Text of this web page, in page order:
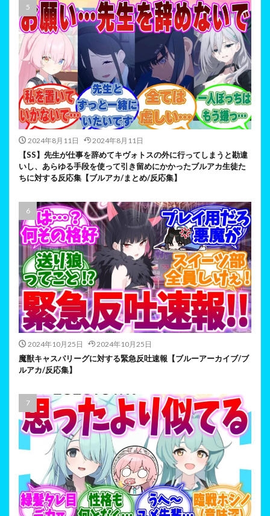
2024年8月11日 2024年8月11日
【SS】先生が仕事を辞めてキヴォトスの外に行ってしまうと勘違
いし、あらゆる手段を使って引き留めにかかったブルアカ生徒た
ちに対する反応集【ブルアカ/まとめ/反応集】
2024年10月25日 2024年10月25日
魔獣キャスパリーグに対する緊急反吐速報【ブルーアーカイブ/ブ
ルアカ/反応集】